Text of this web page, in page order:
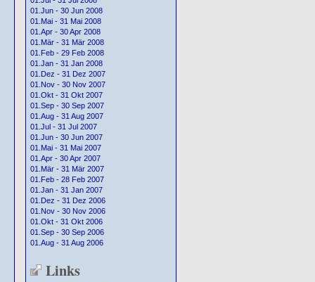
01.Jun - 30 Jun 2008
01.Mai - 31 Mai 2008
01.Apr - 30 Apr 2008
01.Mär - 31 Mär 2008
01.Feb - 29 Feb 2008
01.Jan - 31 Jan 2008
01.Dez - 31 Dez 2007
01.Nov - 30 Nov 2007
01.Okt - 31 Okt 2007
01.Sep - 30 Sep 2007
01.Aug - 31 Aug 2007
01.Jul - 31 Jul 2007
01.Jun - 30 Jun 2007
01.Mai - 31 Mai 2007
01.Apr - 30 Apr 2007
01.Mär - 31 Mär 2007
01.Feb - 28 Feb 2007
01.Jan - 31 Jan 2007
01.Dez - 31 Dez 2006
01.Nov - 30 Nov 2006
01.Okt - 31 Okt 2006
01.Sep - 30 Sep 2006
01.Aug - 31 Aug 2006
Links